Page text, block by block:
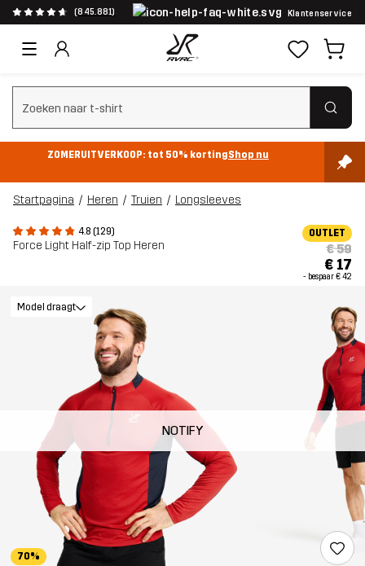
(845.881) Klantenservice
Zoeken wissen
ZOMERUITVERKOOP: tot 50% kortingShop nu
Startpagina Heren Truien Longsleeves
4.8 (129)
Force Light Half-zip Top Heren
OUTLET
€ 59
€ 17
- bespaar€ 42
NOTIFY
70%
Model draagt